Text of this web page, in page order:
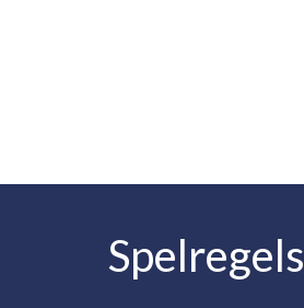
Spelregels